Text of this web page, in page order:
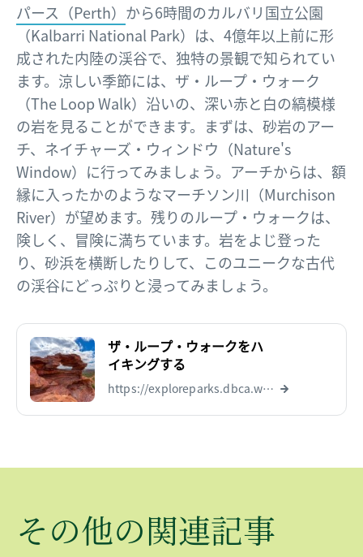
パース（Perth） から6時間のカルバリ国立公園
（Kalbarri National Park）は、4億年以上前に形
成された内陸の渓谷で、独特の景観で知られてい
ます。涼しい季節には、ザ・ループ・ウォーク
（The Loop Walk）沿いの、深い赤と白の縞模様
の岩を見ることができます。まずは、砂岩のアー
チ、ネイチャーズ・ウィンドウ（Nature's
Window）に行ってみましょう。アーチからは、額
縁に入ったかのようなマーチソン川（Murchison
River）が望めます。残りのループ・ウォークは、
険しく、冒険に満ちています。岩をよじ登った
り、砂浜を横断したりして、このユニークな古代
の渓谷にどっぷりと浸ってみましょう。
ザ・ループ・ウォークをハ
イキングする
https://exploreparks.dbca.wa.gov.au/site/loop-and-natures-window
​その​他の​関連記事